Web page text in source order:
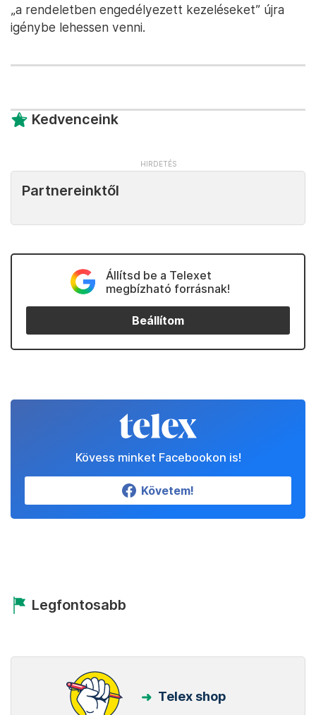
„a rendeletben engedélyezett kezeléseket” újra
igénybe lehessen venni.
Kedvenceink
Partnereinktől
Állítsd be a Telexet
megbízható forrásnak!
Beállítom
Kövess minket Facebookon is!
Követem!
Legfontosabb
Telex shop